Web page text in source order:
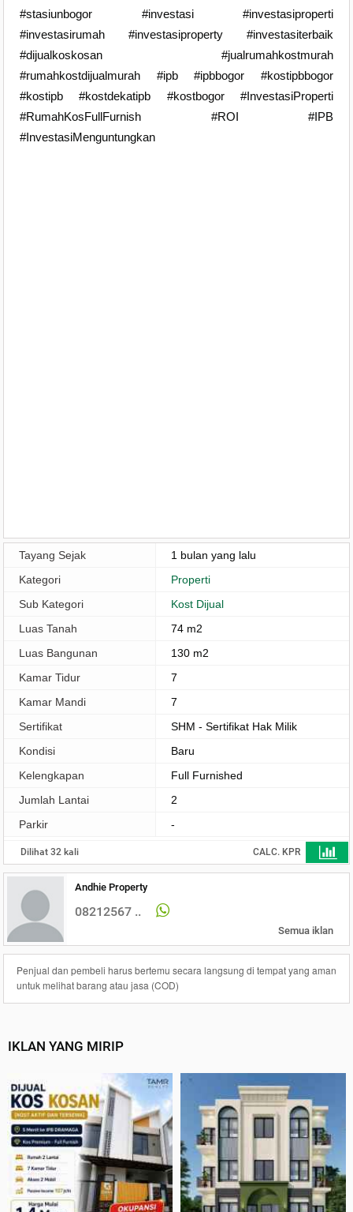
#stasiunbogor #investasi #investasiproperti
#investasirumah #investasiproperty #investasiterbaik
#dijualkoskosan #jualrumahkostmurah
#rumahkostdijualmurah #ipb #ipbbogor #kostipbbogor
#kostipb #kostdekatipb #kostbogor #InvestasiProperti
#RumahKosFullFurnish #ROI #IPB
#InvestasiMenguntungkan
Tayang Sejak
1 bulan yang lalu
Kategori
Properti
Sub Kategori
Kost Dijual
Luas Tanah
74 m2
Luas Bangunan
130 m2
Kamar Tidur
7
Kamar Mandi
7
Sertifikat
SHM - Sertifikat Hak Milik
Kondisi
Baru
Kelengkapan
Full Furnished
Jumlah Lantai
2
Parkir
-
Dilihat 32 kali CALC. KPR
Andhie Property
08212567 ..
Semua iklan
Penjual dan pembeli harus bertemu secara langsung di tempat yang aman
untuk melihat barang atau jasa (COD)
IKLAN YANG MIRIP